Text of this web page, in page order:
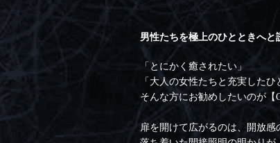
男性たちを極上のひとときへ
「とにかく癒されたい」
「大人の女性たちと充実した
そんな方にお勧めしたいのが【
扉を開けて広がるのは、開放